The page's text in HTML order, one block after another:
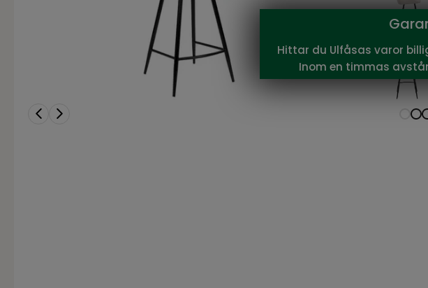
Hittar du Ulfåsas varor
Inom en timmas